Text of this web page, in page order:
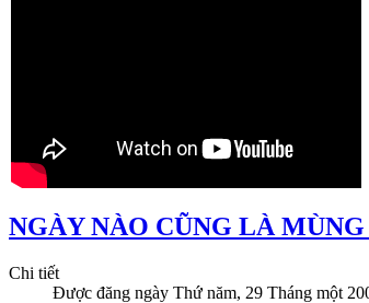
NGÀY NÀO CŨNG LÀ
Chi tiết
Được đăng ngày Thứ năm, 29 Tháng một